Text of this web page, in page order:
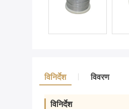
विनिर्देश विवरण
विनिर्देश